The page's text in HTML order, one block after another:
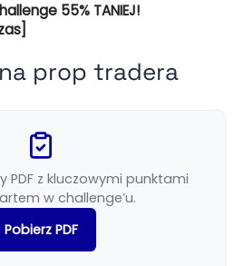
55% TANIEJ!
prop tradera
PDF z kluczowymi punktami
w challenge’u.
Pobierz PDF